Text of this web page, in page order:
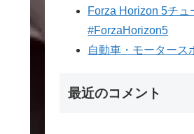
Forza Horizon 5チ
#ForzaHorizon5
自動車・モータース
最近のコメント